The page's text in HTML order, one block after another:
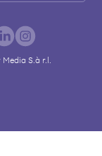
S.à r.l.